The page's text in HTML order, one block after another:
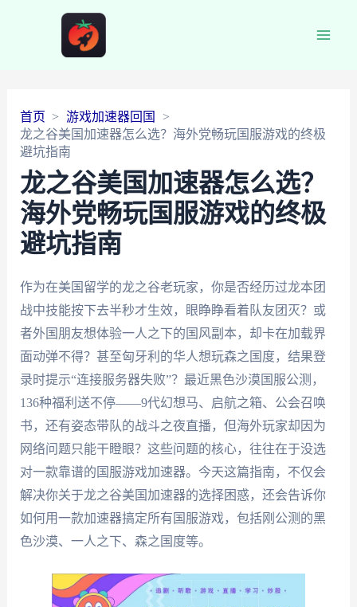
首页
游戏加速器回国
龙之谷美国加速器怎么选？海外党畅玩国服游戏的终极
避坑指南
龙之谷美国加速器怎么选？
海外党畅玩国服游戏的终极
避坑指南
作为在美国留学的龙之谷老玩家，你是否经历过龙本团
战中技能按下去半秒才生效，眼睁睁看着队友团灭？或
者外国朋友想体验一人之下的国风副本，却卡在加载界
面动弹不得？甚至匈牙利的华人想玩森之国度，结果登
录时提示“连接服务器失败”？最近黑色沙漠国服公测，
136种福利送不停——9代幻想马、启航之箱、公会召唤
书，还有姿态带队的战斗之夜直播，但海外玩家却因为
网络问题只能干瞪眼？这些问题的核心，往往在于没选
对一款靠谱的国服游戏加速器。今天这篇指南，不仅会
解决你关于龙之谷美国加速器的选择困惑，还会告诉你
如何用一款加速器搞定所有国服游戏，包括刚公测的黑
色沙漠、一人之下、森之国度等。